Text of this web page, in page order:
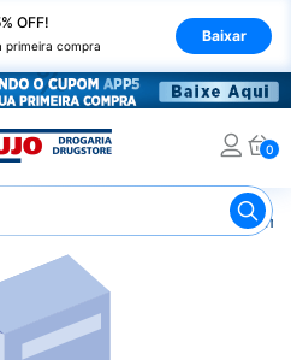
OFF!
primeira compra
Baixar
0